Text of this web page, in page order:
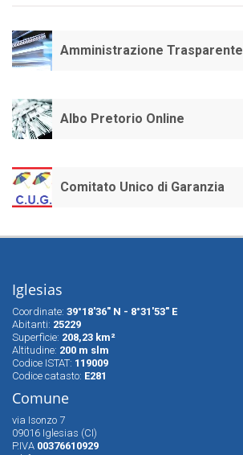
Amministrazione Trasparente
Albo Pretorio Online
Comitato Unico di Garanzia
Iglesias
Coordinate: 39°18'36" N - 8°31'53" E
Abitanti: 25229
Superfìcie: 208,23 km²
Altitudine: 200 m slm
Codice ISTAT: 119009
Codice catasto: E281
Comune
via Isonzo 7
09016 Iglesias (CI)
P.IVA 00376610929